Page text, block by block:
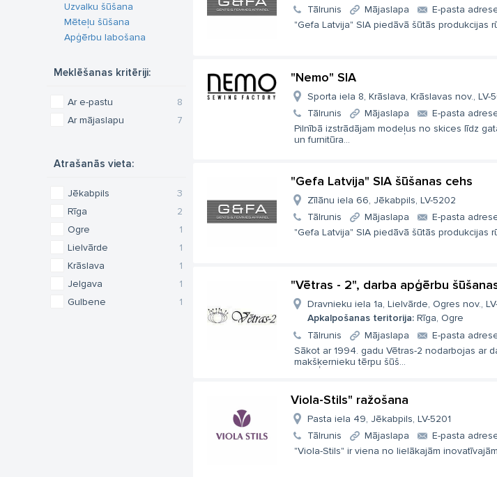
Uzvalku šūšana
Mēteļu šūšana
Apģērbu labošana
Meklēšanas kritēriji:
8
Ar e-pastu
7
Ar mājaslapu
Atrašanās vieta:
3
Jēkabpils
2
Rīga
1
Ogre
1
Lielvārde
1
Krāslava
1
Jelgava
1
Gulbene
Tālrunis
Mājaslapa
E-pasta
"Gefa Latvija" SIA piedāvā šūtās produkcijas
"Nemo" SIA
Sporta iela 8, Krāslava, Krāslavas nov., LV-
Tālrunis
Mājaslapa
E-pasta
Pilnībā izstrādājam modeļus no skices līdz
un furnitūra...
"Gefa Latvija" SIA šūšanas cehs
Zīlānu iela 66, Jēkabpils, LV-5202
Tālrunis
Mājaslapa
E-pasta
"Gefa Latvija" SIA piedāvā šūtās produkcijas
"Vētras - 2", darba apģērbu
Dravnieku iela 1a, Lielvārde, Ogres nov.,
Apkalpošanas teritorija: Rīga, Ogre
Tālrunis
Mājaslapa
E-pasta
Sākot ar 1994. gadu Vētras-2 nodarbojas ar
makšķernieku tērpu šūš...
Viola-Stils" ražošana
Pasta iela 49, Jēkabpils, LV-5201
Tālrunis
Mājaslapa
E-pasta
"Viola-Stils" ir viena no lielākajām